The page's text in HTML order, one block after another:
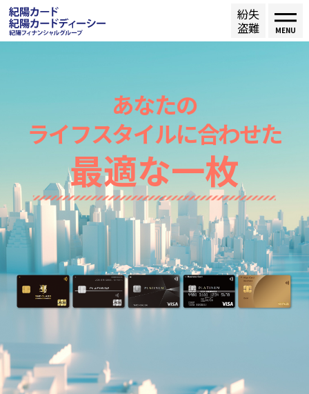
紛失
盗難
MENU
あなたの
ライフスタイルに合わせた
最適な一枚